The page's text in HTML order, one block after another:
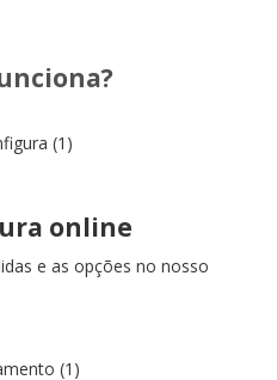
online
e as opções no nosso